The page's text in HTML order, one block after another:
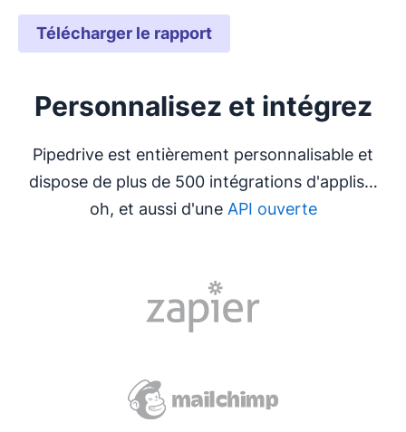
Télécharger le rapportS'ouvre dans une nouvelle fenêtre
Personnalisez et intégrez
Pipedrive est entièrement personnalisable et
dispose de plus de 500 intégrations d'applis…
oh, et aussi d'une API ouverte